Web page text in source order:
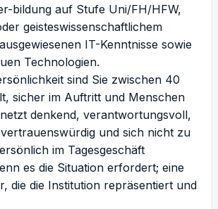
bildung auf Stufe Uni/FH/HFW,
geisteswissenschaftlichem
IT-Kenntnisse sowie
Technologien.
sind Sie zwischen 40
sicher im Auftritt und Menschen
denkend, verantwortungsvoll,
und sich nicht zu
im Tagesgeschäft
es die Situation erfordert; eine
die die Institution repräsentiert und